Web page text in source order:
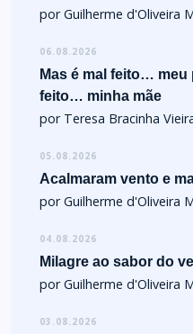
por Guilherme d'Oliveira
06.08.2026
Mas é mal feito… meu
feito… minha mãe
por Teresa Bracinha
05.08.2026
Acalmaram vento e
por Guilherme d'Oliveira
04.08.2026
Milagre ao sabor do
por Guilherme d'Oliveira
03.08.2026